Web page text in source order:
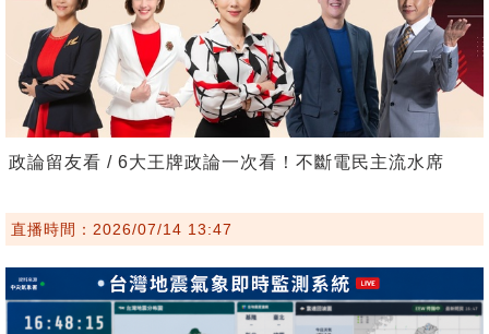
政論留友看 / 6大王牌政論一次看！不斷電民主流水席
直播時間：2026/07/14 13:47